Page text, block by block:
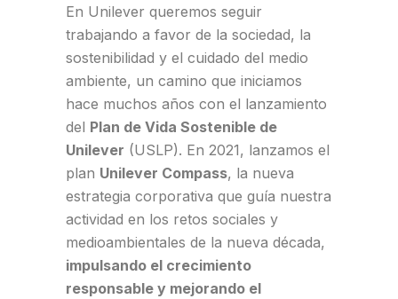
En Unilever queremos seguir
trabajando a favor de la sociedad, la
sostenibilidad y el cuidado del medio
ambiente, un camino que iniciamos
hace muchos años con el lanzamiento
del Plan de Vida Sostenible de
Unilever (USLP). En 2021, lanzamos el
plan Unilever Compass, la nueva
estrategia corporativa que guía nuestra
actividad en los retos sociales y
medioambientales de la nueva década,
impulsando el crecimiento
responsable y mejorando el